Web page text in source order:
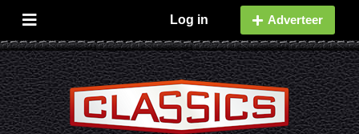
Log in Adverteer